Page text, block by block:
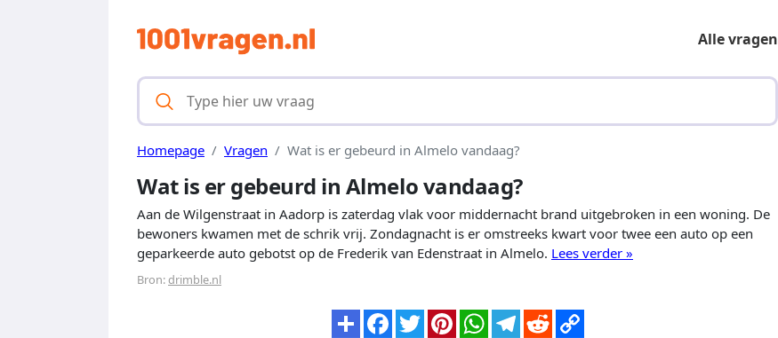
Alle vragen
Homepage Vragen Wat is er gebeurd in Almelo vandaag?
Wat is er gebeurd in Almelo vandaag?
Aan de Wilgenstraat in Aadorp is zaterdag vlak voor middernacht brand uitgebroken in een woning. De
bewoners kwamen met de schrik vrij. Zondagnacht is er omstreeks kwart voor twee een auto op een
geparkeerde auto gebotst op de Frederik van Edenstraat in Almelo. Lees verder »
Bron:drimble.nl